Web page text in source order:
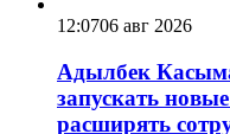
12:0706 авг 2026
Адылбек
запускать
расширять